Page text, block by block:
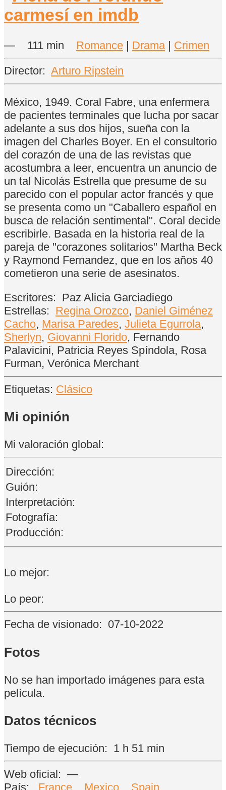
— 111 min Romance | Drama| Crimen
Director: Arturo Ripstein
México, 1949. Coral Fabre, una enfermera
de pacientes terminales que lucha por sacar
adelante a sus dos hijos, sueña con la
imagen del Charles Boyer. En el consultorio
del corazón de una de las revistas que
acostumbra a leer, encuentra un anuncio de
un tal Nicolás Estrella que presume de su
parecido con el popular actor francés y que
se presenta como un "Caballero español en
busca de relación sentimental". Coral decide
escribirle. Basada en la historia real de la
pareja de "corazones solitarios" Martha Beck
y Raymond Fernandez, que en los años 40
cometieron una serie de asesinatos.
Escritores: Paz Alicia Garciadiego
Estrellas: Regina Orozco, Daniel Giménez
Cacho, Marisa Paredes, Julieta Egurrola,
Sherlyn, Giovanni Florido, Fernando
Palavicini, Patricia Reyes Spíndola, Rosa
Furman, Verónica Merchant
Etiquetas: Clásico
Mi opinión
Mi valoración global:
Dirección:
Guión:
Interpretación:
Fotografía:
Producción:
Lo mejor:
Lo peor:
Fecha de visionado: 07-10-2022
Fotos
No se han importado imágenes para esta
película.
Datos técnicos
Tiempo de ejecución: 1 h 51 min
Web oficial: —
País:
France Mexico Spain